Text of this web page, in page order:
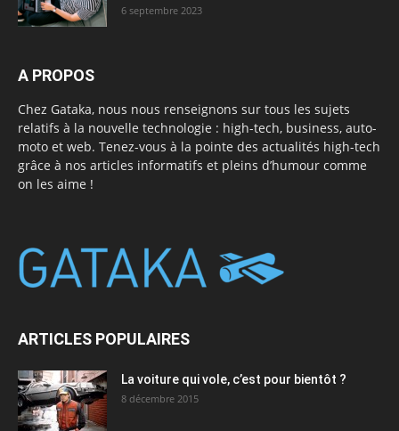
6 septembre 2023
A PROPOS
Chez Gataka, nous nous renseignons sur tous les sujets
relatifs à la nouvelle technologie : high-tech, business, auto-
moto et web. Tenez-vous à la pointe des actualités high-tech
grâce à nos articles informatifs et pleins d’humour comme
on les aime !
ARTICLES POPULAIRES
La voiture qui vole, c’est pour bientôt ?
8 décembre 2015